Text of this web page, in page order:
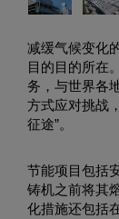
减缓气候变化
目的目的所在
务，与世界各
方式应对挑战
征途”。
节能项目包括
铸机之前将其
化措施还包括